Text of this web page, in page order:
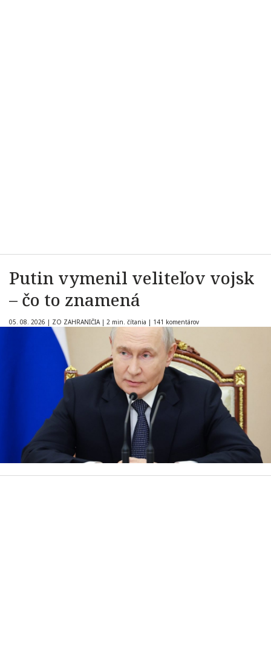
Putin vymenil veliteľov vojsk
– čo to znamená
05. 08. 2026 | ZO ZAHRANIČIA | 2 min. čítania | 141 komentárov